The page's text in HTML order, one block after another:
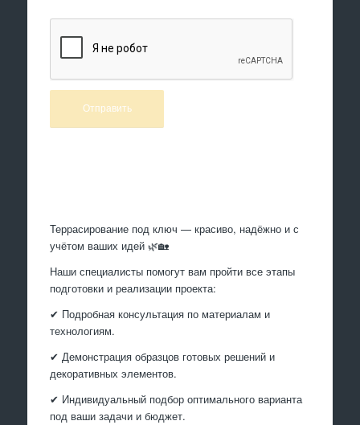
Террасирование под ключ — красиво, надёжно и с
учётом ваших идей 🌿🏡
Наши специалисты помогут вам пройти все этапы
подготовки и реализации проекта:
✔ Подробная консультация по материалам и
технологиям.
✔ Демонстрация образцов готовых решений и
декоративных элементов.
✔ Индивидуальный подбор оптимального варианта
под ваши задачи и бюджет.